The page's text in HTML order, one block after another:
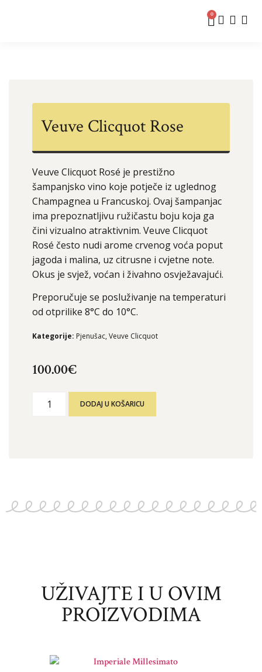
0
Veuve Clicquot Rose
Veuve Clicquot Rosé je prestižno
šampanjsko vino koje potječe iz uglednog
Champagnea u Francuskoj. Ovaj šampanjac
ima prepoznatljivu ružičastu boju koja ga
čini vizualno atraktivnim. Veuve Clicquot
Rosé često nudi arome crvenog voća poput
jagoda i malina, uz citrusne i cvjetne note.
Okus je svjež, voćan i živahno osvježavajući.
Preporučuje se posluživanje na temperaturi
od otprilike 8°C do 10°C.
Kategorije: Pjenušac, Veuve Clicquot
100.00€
DODAJ U KOŠARICU
UŽIVAJTE I U OVIM
PROIZVODIMA